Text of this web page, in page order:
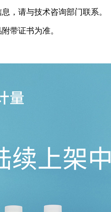
，请与技术咨询部门联系。
带证书为准。